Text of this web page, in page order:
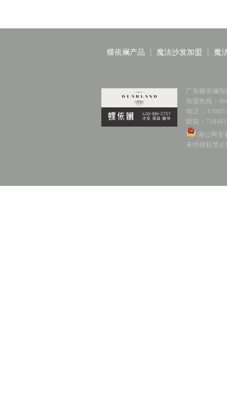
蝶依斓产品 魔法沙发加盟 魔
广东蝶依斓
加盟热线：
电话：
邮箱：
湘公网安
未经授权禁